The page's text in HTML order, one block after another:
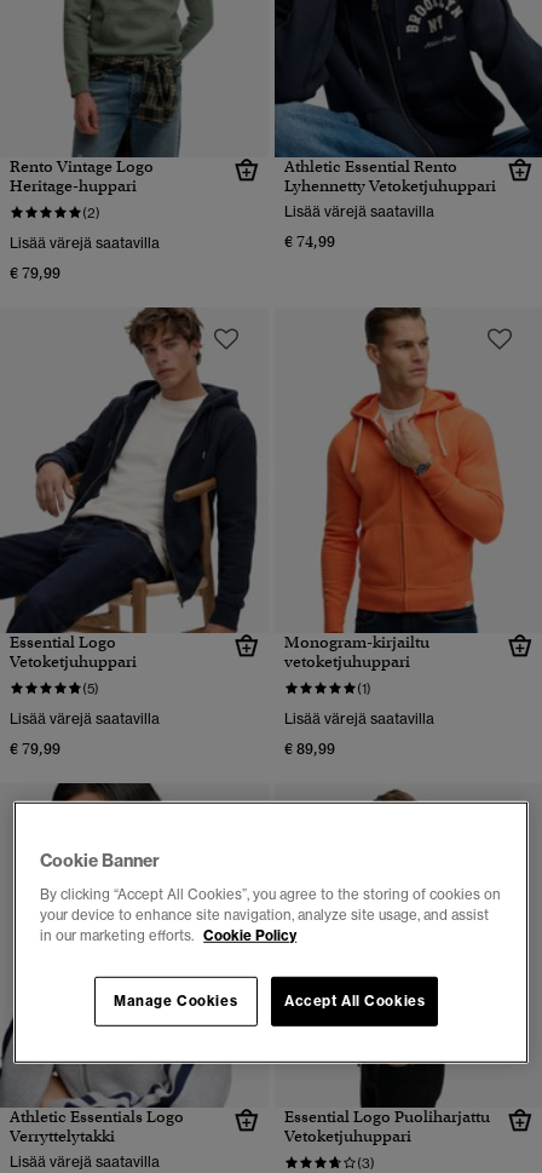
Rento Vintage Logo
Heritage-huppari
(2)
Lisää värejä saatavilla
€ 79,99
Athletic Essential Rento
Lyhennetty Vetoketjuhuppari
Lisää värejä saatavilla
€ 74,99
Essential Logo
Vetoketjuhuppari
(5)
Lisää värejä saatavilla
€ 79,99
Monogram-kirjailtu
vetoketjuhuppari
(1)
Lisää värejä saatavilla
€ 89,99
Athletic Essentials Logo
Verryttelytakki
Lisää värejä saatavilla
Essential Logo Puoliharjattu
Vetoketjuhuppari
(3)
Cookie Banner
By clicking “Accept All Cookies”, you agree to the storing of cookies on
your device to enhance site navigation, analyze site usage, and assist
in our marketing efforts. Cookie Policy
Accept All Cookies
Manage Cookies